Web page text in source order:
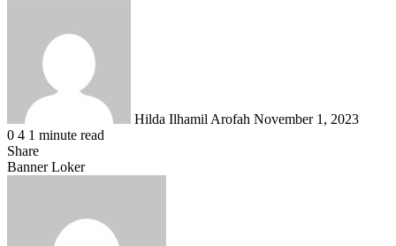
Hilda Ilhamil Arofah November 1, 2023
0 4 1 minute read
Share
Facebook
X
LinkedIn
WhatsApp
Share
Banner Loker